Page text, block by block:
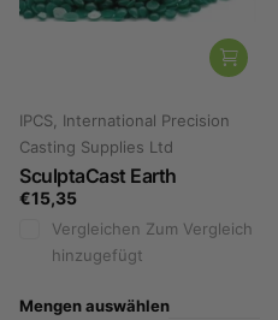
IPCS, International Precision
Casting Supplies Ltd
SculptaCast Earth
€15,35
Vergleichen Zum Vergleich
hinzugefügt
Mengen auswählen